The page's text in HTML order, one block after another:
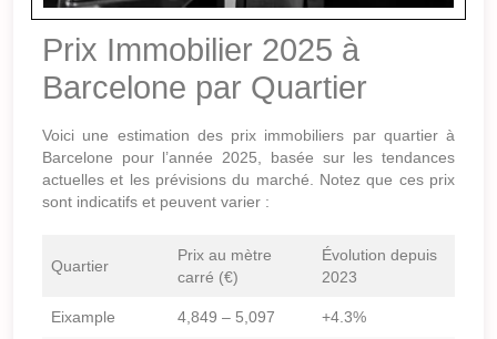
Prix Immobilier 2025 à
Barcelone par Quartier
Voici une estimation des prix immobiliers par quartier à
Barcelone pour l’année 2025, basée sur les tendances
actuelles et les prévisions du marché. Notez que ces prix
sont indicatifs et peuvent varier :
Quartier
Prix au mètre
carré (€)
Évolution depuis
2023
Eixample 4,849 – 5,097 +4.3%